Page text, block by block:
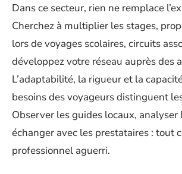
Dans ce secteur, rien ne remplace
Cherchez à multiplier les stages,
lors de voyages scolaires, circuits
développez votre réseau auprès des
L’adaptabilité, la rigueur et la
besoins des voyageurs distinguent
Observer les guides locaux, analyser
échanger avec les prestataires : tout
professionnel aguerri.